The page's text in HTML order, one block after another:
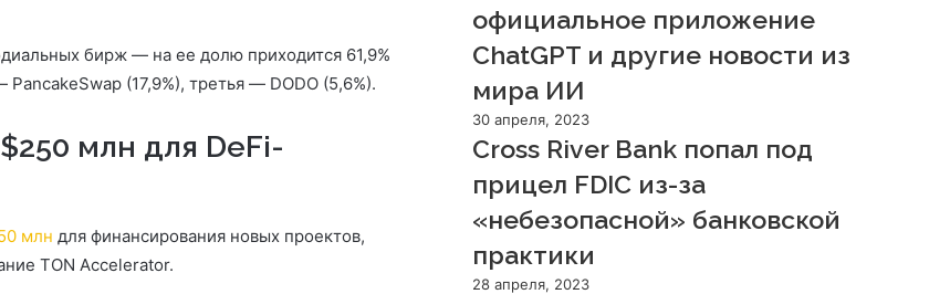
бирж — на ее долю приходится 61,9%
(17,9%), третья — DODO (5,6%).
млн для DeFi-
млн для финансирования новых проектов,
TON Accelerator.
официальное приложение
ChatGPT и другие новости из
мира ИИ
30 апреля, 2023
Cross River Bank попал под
прицел FDIC из-за
«небезопасной» банковской
практики
28 апреля, 2023